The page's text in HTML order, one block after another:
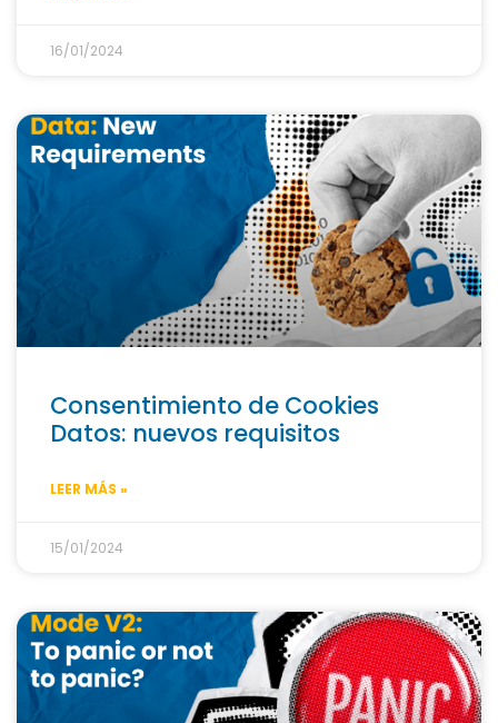
16/01/2024
Consentimiento de Cookies
Datos: nuevos requisitos
LEER MÁS »
15/01/2024